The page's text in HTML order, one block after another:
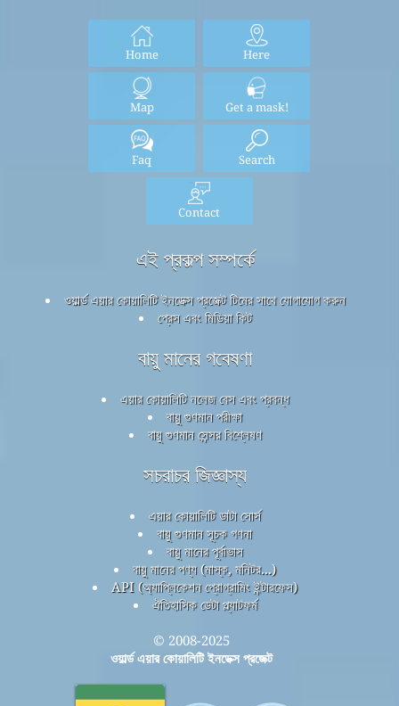
Home Here
Map Get a mask!
Faq Search
Contact
এই প্রকল্প সম্পর্কে
ওয়ার্ল্ড এয়ার কোয়ালিটি ইনডেক্স প্রজেক্ট টিমের সাথে যোগাযোগ করুন
প্রেস এবং মিডিয়া কিট
বায়ু মানের গবেষণা
এয়ার কোয়ালিটি নলেজ বেস এবং প্রবন্ধ
বায়ু গুণমান পরীক্ষা
বায়ু গুণমান সেন্সর বিশ্লেষণ
সচরাচর জিজ্ঞাস্য
এয়ার কোয়ালিটি ডাটা সোর্স
বায়ু গুণমান সূচক গণনা
বায়ু মানের পূর্বাভাস
বায়ু মানের পণ্য (মাস্ক, মনিটর...)
API (অ্যাপ্লিকেশন প্রোগ্রামিং ইন্টারফেস)
ঐতিহাসিক ডেটা প্ল্যাটফর্ম
© 2008-2025
ওয়ার্ল্ড এয়ার কোয়ালিটি ইনডেক্স প্রজেক্ট